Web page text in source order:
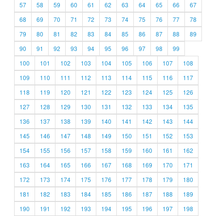
57
58 59 60 61 62 63 64 65 66
67
68
69 70 71 72 73 74 75 76 77
78
79
80 81 82 83 84 85 86 87 88
89
90
91 92 93 94 95 96 97 98
99
100
101 102 103 104 105 106 107
108
109
110 111 112 113 114 115 116
117
118
119 120 121 122 123 124 125
126
127
128 129 130 131 132 133 134
135
136
137 138 139 140 141 142 143
144
145
146 147 148 149 150 151 152
153
154
155 156 157 158 159 160 161
162
163
164 165 166 167 168 169 170
171
172
173 174 175 176 177 178 179
180
181
182 183 184 185 186 187 188
189
190
191 192 193 194 195 196 197
198